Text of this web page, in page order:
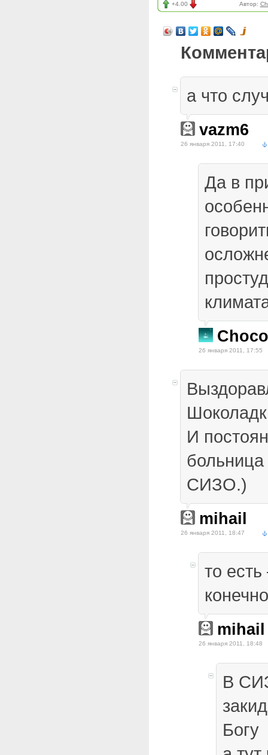
+4.00 Автор:
а что
vazm6
26 января 2011, 17:40
Да в
26 января 2011, 17:55
И
СИЗО.)
mihail
26 января 2011, 18:47
то
mihail
26 января 2011, 18:48
В
Богу